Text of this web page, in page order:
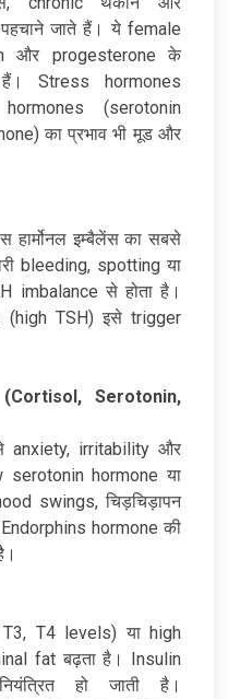
जाते हैं। ये female
और progesterone के
Stress hormones
(serotonin
का प्रभाव भी मूड और
हार्मोनल इम्बैलेंस का सबसे
bleeding, spotting या
imbalance से होता है।
(high TSH) इसे trigger
(Cortisol, Serotonin,
anxiety, irritability और
serotonin hormone या
swings, चिड़चिड़ापन
hormone की
T4 levels) या high
fat बढ़ता है। Insulin
हो जाती है।